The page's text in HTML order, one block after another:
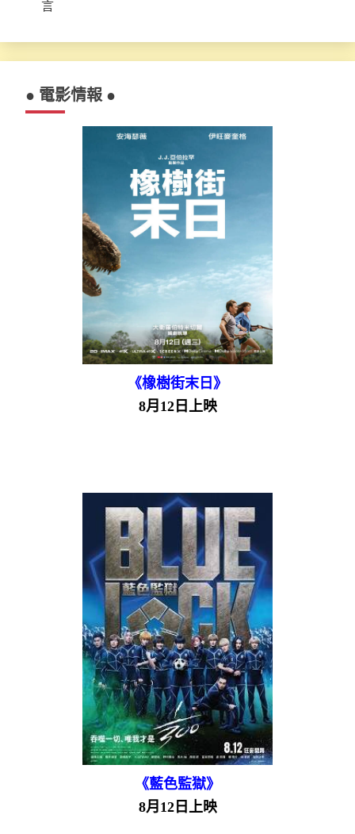
言
● 電影情報 ●
《橡樹街末日》
8月12日上映
《藍色監獄》
8月12日上映